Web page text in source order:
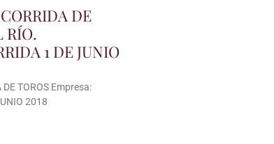
DE
RÍO.
1 DE JUNIO
DE TOROS Empresa:
2018